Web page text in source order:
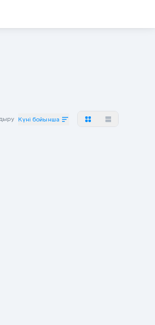
Күні бойынша